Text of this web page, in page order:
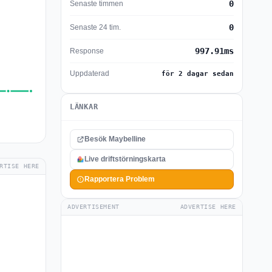
HERE
Senaste timmen 0
Senaste 24 tim. 0
Response 997.91ms
Uppdaterad för 2 dagar sedan
LÄNKAR
Besök Maybelline
Live driftstörningskarta
Rapportera Problem
ADVERTISEMENT ADVERTISE HERE